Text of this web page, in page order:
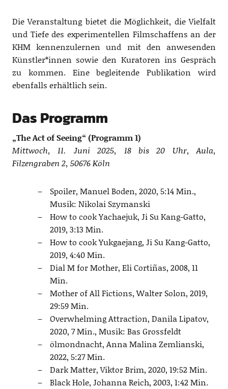
Die Veranstaltung bietet die Möglichkeit, die Vielfalt
und Tiefe des experimentellen Filmschaffens an der
KHM kennenzulernen und mit den anwesenden
Künstler*innen sowie den Kuratoren ins Gespräch
zu kommen. Eine begleitende Publikation wird
ebenfalls erhältlich sein.
Das Programm
„The Act of Seeing“ (Programm 1)
Mittwoch, 11. Juni 2025, 18 bis 20 Uhr, Aula,
Filzengraben 2, 50676 Köln
Spoiler, Manuel Boden, 2020, 5:14 Min.,
Musik: Nikolai Szymanski
How to cook Yachaejuk, Ji Su Kang-Gatto,
2019, 3:13 Min.
How to cook Yukgaejang, Ji Su Kang-Gatto,
2019, 4:40 Min.
Dial M for Mother, Eli Cortiñas, 2008, 11
Min.
Mother of All Fictions, Walter Solon, 2019,
29:59 Min.
Overwhelming Attraction, Danila Lipatov,
2020, 7 Min., Musik: Bas Grossfeldt
ölmondnacht, Anna Malina Zemlianski,
2022, 5:27 Min.
Dark Matter, Viktor Brim, 2020, 19:52 Min.
Black Hole, Johanna Reich, 2003, 1:42 Min.